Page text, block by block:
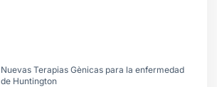
Nuevas Terapias Gènicas para la enfermedad
de Huntington